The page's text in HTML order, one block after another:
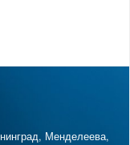
Менделеева,